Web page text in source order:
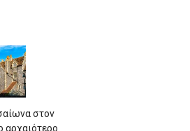
στον
αρχαιότερο